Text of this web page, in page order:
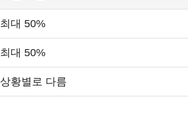
최대 50%
최대 50%
상황별로 다름